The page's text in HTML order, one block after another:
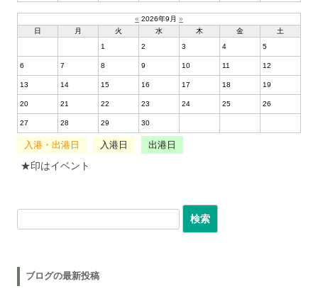
« 2026年9月 »
日
月 火 水 木 金
土
1
2 3 4 5
6 7 8 9 10 11 12
13 14 15 16 17 18 19
20 21 22 23 24 25 26
27 28 29 30
入港・出港日 入港日 出港日
★印はイベント
検索:
ブログの最新投稿